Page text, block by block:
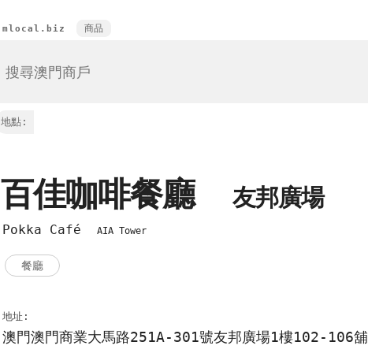
mlocal.biz 商品
地點:
百佳咖啡餐廳 友邦廣場
Pokka Café AIA Tower
餐廳
地址:
澳門澳門商業大馬路251A-301號友邦廣場1樓102-106舖